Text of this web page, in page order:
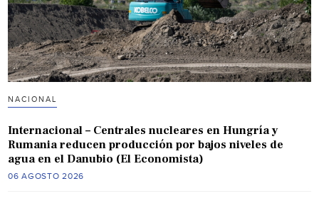
NACIONAL
Internacional – Centrales nucleares en Hungría y
Rumania reducen producción por bajos niveles de
agua en el Danubio (El Economista)
06 AGOSTO 2026